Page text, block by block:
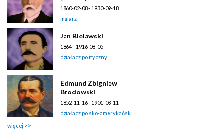
1860-02-08 - 1930-09-18
malarz
Jan Bielawski
1864 - 1916-08-05
działacz polityczny
Edmund Zbigniew
Brodowski
1852-11-16 - 1901-08-11
działacz polsko-amerykański
więcej